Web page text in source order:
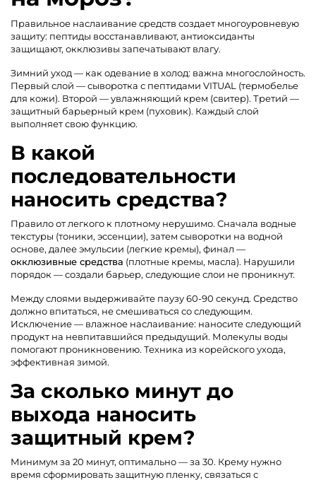
Правильное наслаивание средств создает многоуровневую
защиту: пептиды восстанавливают, антиоксиданты
защищают, окклюзивы запечатывают влагу.
Зимний уход — как одевание в холод: важна многослойность.
Первый слой — сыворотка с пептидами VITUAL (термобелье
для кожи). Второй — увлажняющий крем (свитер). Третий —
защитный барьерный крем (пуховик). Каждый слой
выполняет свою функцию.
В какой
последовательности
наносить средства?
Правило от легкого к плотному нерушимо. Сначала водные
текстуры (тоники, эссенции), затем сыворотки на водной
основе, далее эмульсии (легкие кремы), финал —
окклюзивные средства (плотные кремы, масла). Нарушили
порядок — создали барьер, следующие слои не проникнут.
Между слоями выдерживайте паузу 60-90 секунд. Средство
должно впитаться, не смешиваться со следующим.
Исключение — влажное наслаивание: наносите следующий
продукт на невпитавшийся предыдущий. Молекулы воды
помогают проникновению. Техника из корейского ухода,
эффективная зимой.
За сколько минут до
выхода наносить
защитный крем?
Минимум за 20 минут, оптимально — за 30. Крему нужно
время сформировать защитную пленку, связаться с